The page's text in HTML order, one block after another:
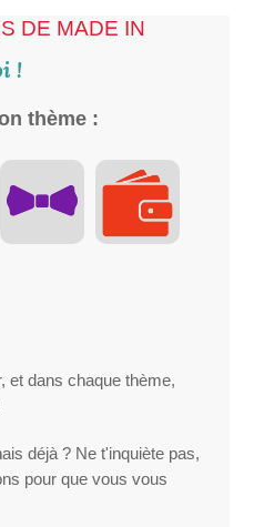
DE MADE IN
!
thème :
et dans chaque thème,
déjà ? Ne t'inquiète pas,
pour que vous vous